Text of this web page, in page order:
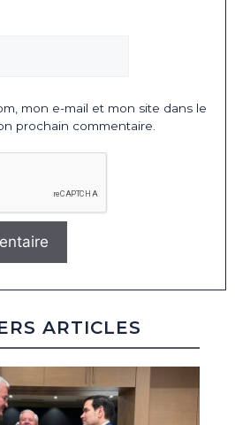
mon e-mail et mon site dans le
prochain commentaire.
ARTICLES